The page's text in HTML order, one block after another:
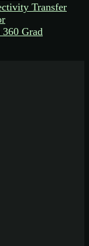
Transfer
Grad